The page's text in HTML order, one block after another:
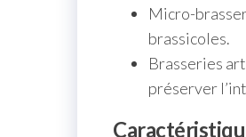
Micro-
brassicoles.
Brasseries
préserver